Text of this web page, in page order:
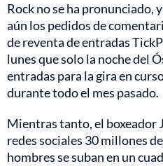
Rock no se ha pronunciado,
aún los pedidos de
de reventa de entradas
lunes que solo la noche del
entradas para la gira en
durante todo el mes pasado.
Mientras tanto, el boxeador
redes sociales 30 millones
hombres se suban en un